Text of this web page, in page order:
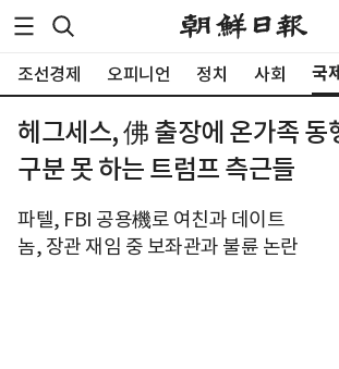
조선경제 오피니언 정치 사회 국제
헤그세스, 佛 출장에 온가족
구분 못 하는 트럼프 측근들
파텔, FBI 공용機로 여친과 데이트
놈, 장관 재임 중 보좌관과 불륜 논란